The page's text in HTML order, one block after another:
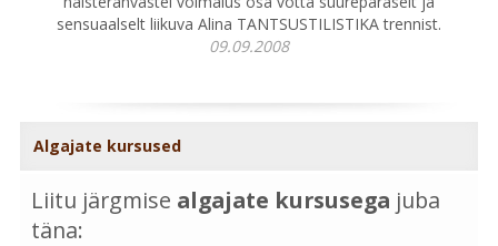
sensuaalselt liikuva Alina TANTSUSTILISTIKA trennist.
09.09.2008
Algajate kursused
Liitu järgmise algajate kursusega juba
täna: